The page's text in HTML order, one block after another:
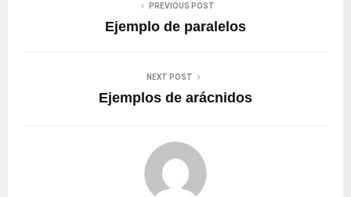
PREVIOUS POST
Ejemplo de paralelos
NEXT POST
Ejemplos de arácnidos